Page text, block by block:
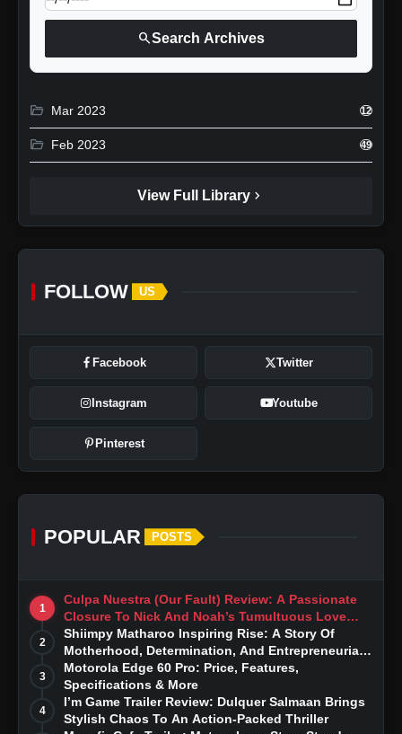
searchSearch Archives
folder_open Mar 2023 12
folder_open Feb 2023 49
View Full Library chevron_right
FOLLOW US
Facebook Twitter
Instagram Youtube
Pinterest
POPULAR POSTS
1
Culpa Nuestra (Our Fault) Review: A Passionate
Closure To Nick And Noah’s Tumultuous Love
Story
2
Shiimpy Matharoo Inspiring Rise: A Story Of
Motherhood, Determination, And Entrepreneurial
Dreams
3
Motorola Edge 60 Pro: Price, Features,
Specifications & More
4
I’m Game Trailer Review: Dulquer Salmaan Brings
Stylish Chaos To An Action-Packed Thriller